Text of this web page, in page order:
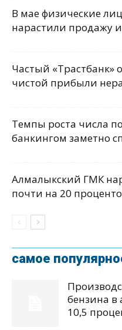
В мае физические
нарастили продажу
Частый «Трастбанк»
чистой прибыли
Темпы роста числа
банкингом заметно
Алмалыкский ГМК
почти на 20
самое
бензина в
10,5